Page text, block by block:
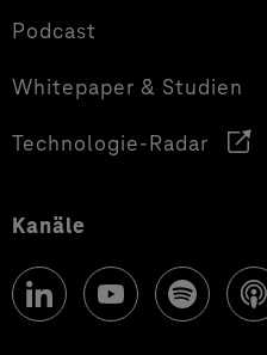
Podcast
Whitepaper & Studien
Technologie-Radar
Kanäle